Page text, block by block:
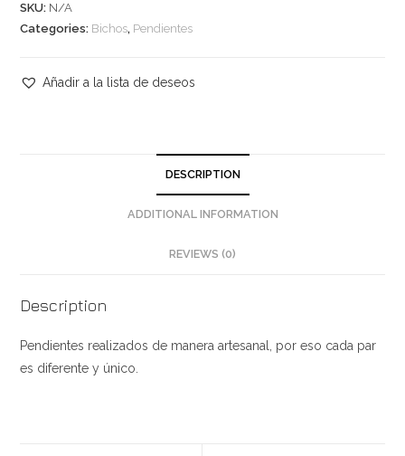
SKU: N/A
Categories: Bichos, Pendientes
Añadir a la lista de deseos
DESCRIPTION
ADDITIONAL INFORMATION
REVIEWS (0)
Description
Pendientes realizados de manera artesanal, por eso cada par
es diferente y único.